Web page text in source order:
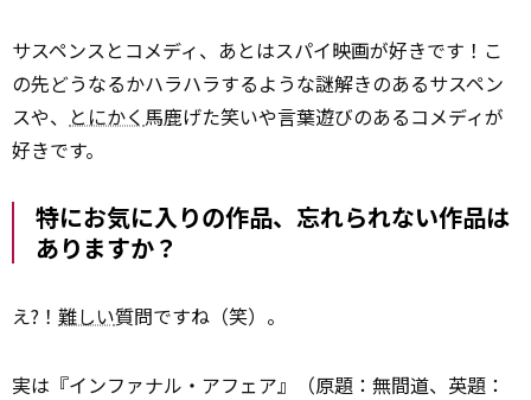
サスペンスとコメディ、あとはスパイ映画が好きです！こ
の先どうなるかハラハラするような謎解きのあるサスペン
スや、 とにかく 馬鹿げた笑いや言葉遊びのあるコメディが
好きです。
――特にお気に入りの作品、忘れられない作品は
ありますか？
え?！ 難しい質問ですね（笑）。
実は『インファナル・アフェア』（原題：無間道、英題：